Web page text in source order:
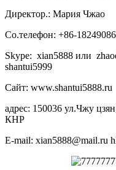
Директор.: Мария Чжао
Со.телефон: +86-
Skype: xian5888 или
shantui5999
Сайт: www.shantui5888.ru
адрес: 150036 ул.Чжу
КНР
E-mail: xian5888@mail.ru